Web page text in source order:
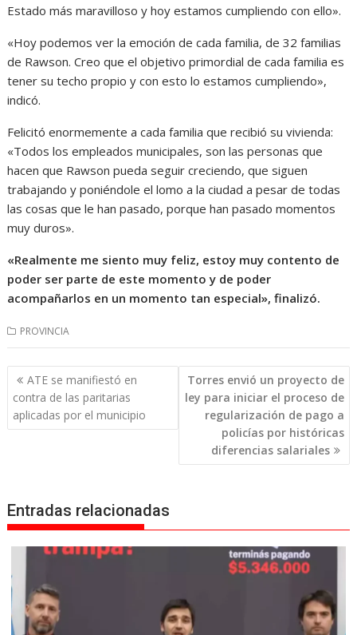
Estado más maravilloso y hoy estamos cumpliendo con ello».
«Hoy podemos ver la emoción de cada familia, de 32 familias
de Rawson. Creo que el objetivo primordial de cada familia es
tener su techo propio y con esto lo estamos cumpliendo»,
indicó.
Felicitó enormemente a cada familia que recibió su vivienda:
«Todos los empleados municipales, son las personas que
hacen que Rawson pueda seguir creciendo, que siguen
trabajando y poniéndole el lomo a la ciudad a pesar de todas
las cosas que le han pasado, porque han pasado momentos
muy duros».
«Realmente me siento muy feliz, estoy muy contento de
poder ser parte de este momento y de poder
acompañarlos en un momento tan especial», finalizó.
PROVINCIA
Navegación
de
entradas
ATE se manifiestó en
contra de las paritarias
aplicadas por el municipio
Torres envió un proyecto de
ley para iniciar el proceso de
regularización de pago a
policías por históricas
diferencias salariales
Entradas relacionadas